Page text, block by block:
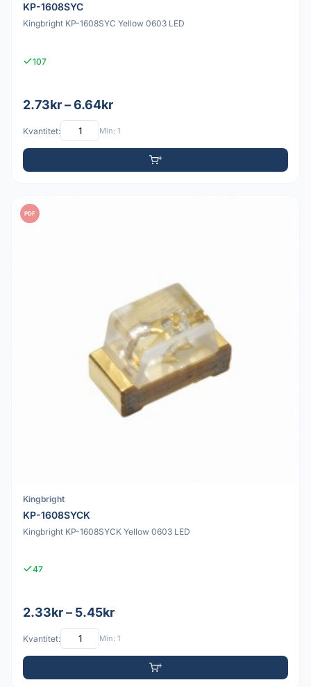
KP-1608SYC
Kingbright KP-1608SYC Yellow 0603 LED
107
2.73kr – 6.64kr
Kvantitet: Min: 1
PDF
Kingbright
KP-1608SYCK
Kingbright KP-1608SYCK Yellow 0603 LED
47
2.33kr – 5.45kr
Kvantitet: Min: 1